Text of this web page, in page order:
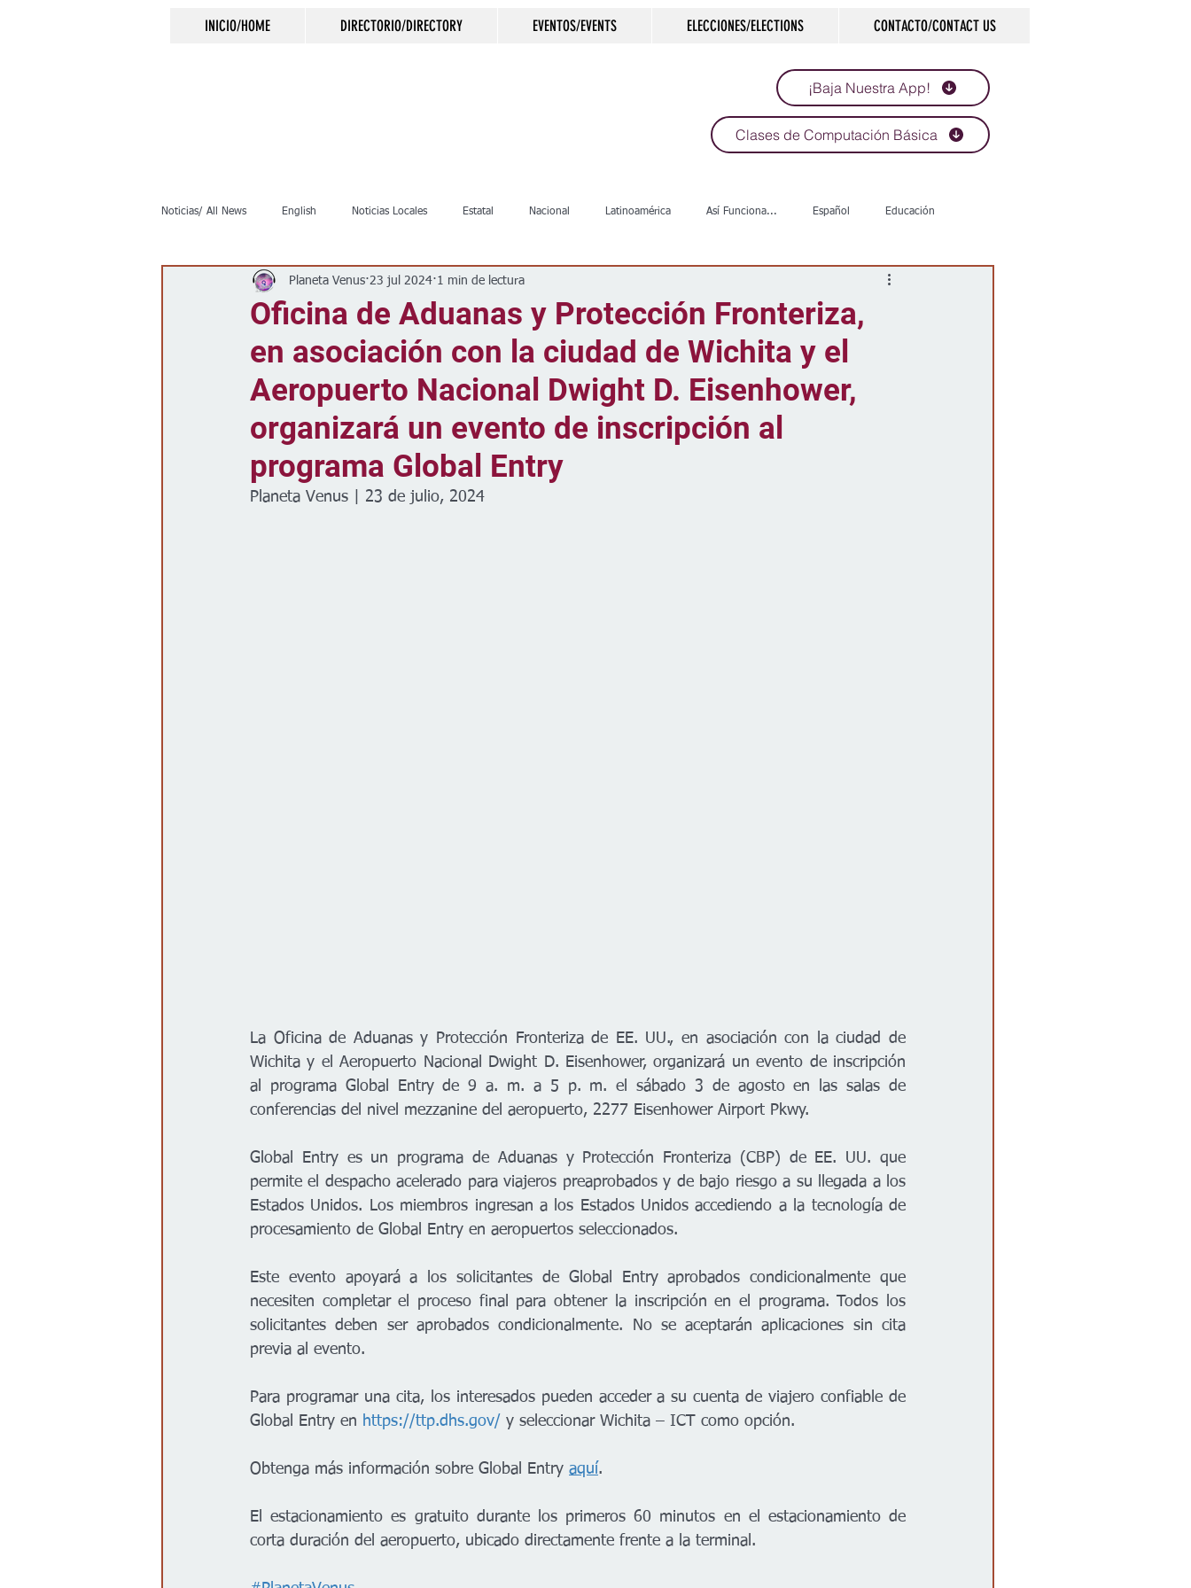
INICIO/HOME DIRECTORIO/DIRECTORY EVENTOS/EVENTS ELECCIONES/ELECTIONS CONTACTO/CONTACT US
¡Baja Nuestra App!
Clases de Computación Básica
Noticias/ All News English Noticias Locales Estatal Nacional Latinoamérica Así Funciona... Español Educación
Inmigración Crimen Negocios Salud Arte & Cultura
Clima Vivienda Escuelas Calles Desamparados Carreteras Comunidad Historias que inspiran
Espectáculos
Oficina de Aduanas y Protección Fronteriza,
en asociación con la ciudad de Wichita y el
Aeropuerto Nacional Dwight D. Eisenhower,
organizará un evento de inscripción al
programa Global Entry
Planeta Venus 23 jul 2024 1 min de lectura
Planeta Venus | 23 de julio, 2024
La Oficina de Aduanas y Protección Fronteriza de EE. UU., en asociación con la ciudad de
Wichita y el Aeropuerto Nacional Dwight D. Eisenhower, organizará un evento de inscripción
al programa Global Entry de 9 a. m. a 5 p. m. el sábado 3 de agosto en las salas de
conferencias del nivel mezzanine del aeropuerto, 2277 Eisenhower Airport Pkwy.
Global Entry es un programa de Aduanas y Protección Fronteriza (CBP) de EE. UU. que
permite el despacho acelerado para viajeros preaprobados y de bajo riesgo a su llegada a los
Estados Unidos. Los miembros ingresan a los Estados Unidos accediendo a la tecnología de
procesamiento de Global Entry en aeropuertos seleccionados.
Este evento apoyará a los solicitantes de Global Entry aprobados condicionalmente que
necesiten completar el proceso final para obtener la inscripción en el programa. Todos los
solicitantes deben ser aprobados condicionalmente. No se aceptarán aplicaciones sin cita
previa al evento.
Para programar una cita, los interesados pueden acceder a su cuenta de viajero confiable de
Global Entry en https://ttp.dhs.gov/ y seleccionar Wichita – ICT como opción.
Obtenga más información sobre Global Entry aquí.
El estacionamiento es gratuito durante los primeros 60 minutos en el estacionamiento de
corta duración del aeropuerto, ubicado directamente frente a la terminal.